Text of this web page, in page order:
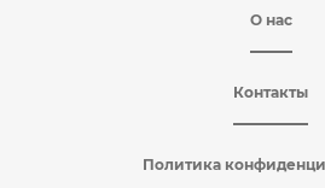
О нас
Контакты
Политика